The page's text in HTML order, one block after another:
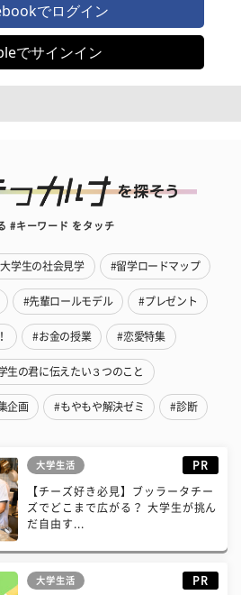
でログイン
でサインイン
#キーワード をタッチ
学生の社会見学 #留学ロードマップ
#先輩ロールモデル #プレゼント
#お金の授業 #恋愛特集
生の君に伝えたい３つのこと
企画 #もやもや解決ゼミ #診断
大学生活 PR
【チーズ好き必見】ブッラータチー
ズでどこまで広がる？ 大学生が挑ん
だ自由す...
大学生活 PR